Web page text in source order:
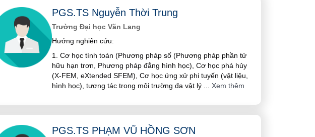
PGS.TS Nguyễn Thời Trung
Trường Đại học Văn Lang
Hướng nghiên cứu:
1. Cơ học tính toán (Phương pháp số (Phương pháp phần tử
hữu hạn trơn, Phương pháp đẳng hình học), Cơ học phá hủy
(X-FEM, eXtended SFEM), Cơ học ứng xử phi tuyến (vật liệu,
hình học), tương tác trong môi trường đa vật lý
Xem thêm
PGS.TS PHẠM VŨ HỒNG SƠN